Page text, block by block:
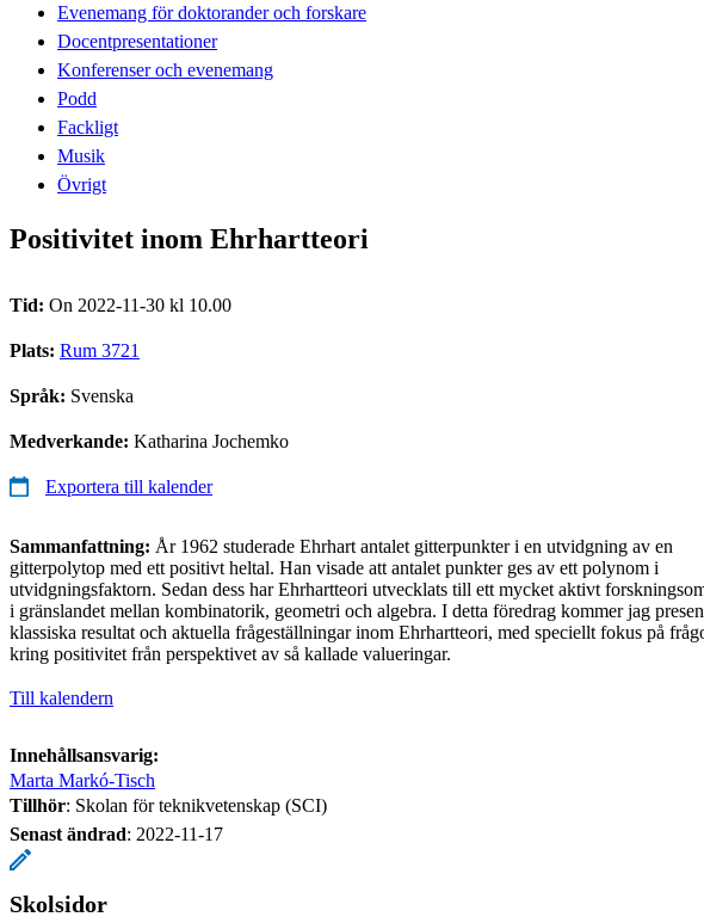
Evenemang för doktorander och forskare
Docentpresentationer
Konferenser och evenemang
Podd
Fackligt
Musik
Övrigt
Positivitet inom Ehrhartteori
Tid: On 2022-11-30 kl 10.00
Plats: Rum 3721
Språk: Svenska
Medverkande: Katharina Jochemko
Exportera till kalender
Sammanfattning: År 1962 studerade Ehrhart antalet gitterpunkter i en utvidgning av en
gitterpolytop med ett positivt heltal. Han visade att antalet punkter ges av ett polynom i
utvidgningsfaktorn. Sedan dess har Ehrhartteori utvecklats till ett mycket aktivt
i gränslandet mellan kombinatorik, geometri och algebra. I detta föredrag kommer jag
klassiska resultat och aktuella frågeställningar inom Ehrhartteori, med speciellt fokus på
kring positivitet från perspektivet av så kallade valueringar.
Till kalendern
Innehållsansvarig:
Marta Markó-Tisch
Tillhör: Skolan för teknikvetenskap (SCI)
Senast ändrad: 2022-11-17
Skolsidor